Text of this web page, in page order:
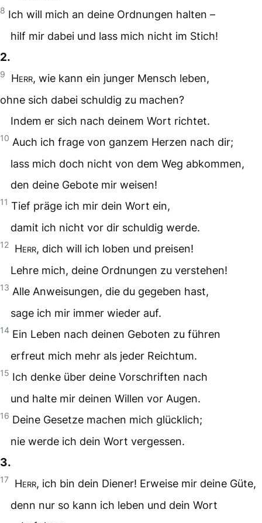
8 Ich will mich an deine Ordnungen halten –
hilf mir dabei und lass mich nicht im Stich!
2.
9 Herr, wie kann ein junger Mensch leben,
ohne sich dabei schuldig zu machen?
Indem er sich nach deinem Wort richtet.
10 Auch ich frage von ganzem Herzen nach dir;
lass mich doch nicht von dem Weg abkommen,
den deine Gebote mir weisen!
11 Tief präge ich mir dein Wort ein,
damit ich nicht vor dir schuldig werde.
12 Herr, dich will ich loben und preisen!
Lehre mich, deine Ordnungen zu verstehen!
13 Alle Anweisungen, die du gegeben hast,
sage ich mir immer wieder auf.
14 Ein Leben nach deinen Geboten zu führen
erfreut mich mehr als jeder Reichtum.
15 Ich denke über deine Vorschriften nach
und halte mir deinen Willen vor Augen.
16 Deine Gesetze machen mich glücklich;
nie werde ich dein Wort vergessen.
3.
17 Herr, ich bin dein Diener! Erweise mir deine Güte,
denn nur so kann ich leben und dein Wort